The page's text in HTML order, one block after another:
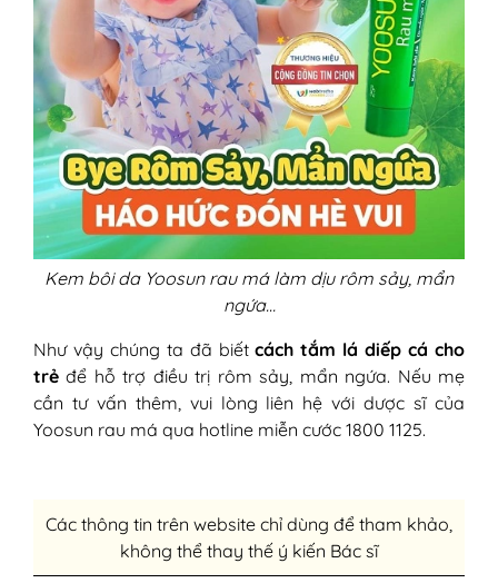
Kem bôi da Yoosun rau má làm dịu rôm sảy, mẩn
ngứa…
Như vậy chúng ta đã biếtcách tắm lá diếp cá cho
trẻ để hỗ trợ điều trị rôm sảy, mẩn ngứa. Nếu mẹ
cần tư vấn thêm, vui lòng liên hệ với dược sĩ của
Yoosun rau má qua hotline miễn cước 1800 1125.
Các thông tin trên website chỉ dùng để tham khảo,
không thể thay thế ý kiến Bác sĩ